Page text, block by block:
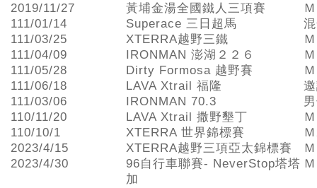
2019/11/27 黃埔金湯全國鐵人三項賽
111/01/14
Superace 三日超馬
111/03/25
XTERRA越野三鐵
111/04/09
IRONMAN 澎湖２２６
111/05/28
Dirty Formosa 越野賽
111/06/18
LAVA Xtrail 福隆
111/03/06
IRONMAN 70.3
110/11/20
LAVA Xtrail 撒野墾丁
110/10/1
XTERRA 世界錦標賽
2023/4/15
XTERRA越野三項亞太錦標賽
2023/4/30
96自行車聯賽- NeverStop塔塔
加